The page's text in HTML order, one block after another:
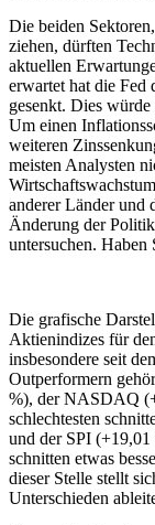
Die beiden
ziehen, dürften
aktuellen
erwartet hat die
gesenkt. Dies
Um einen
weiteren
meisten Analysten
anderer Länder und
Änderung der
untersuchen. Haben
Die grafische
Aktienindizes für
insbesondere seit
Outperformern
%), der NASDAQ
schlechtesten
und der SPI
schnitten etwas
dieser Stelle stellt
Unterschieden